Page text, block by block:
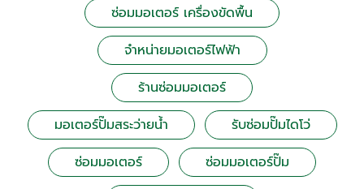
ซ่อมมอเตอร์ เครื่องขัดพื้น
จำหน่ายมอเตอร์ไฟฟ้า
ร้านซ่อมมอเตอร์
มอเตอร์ปั๊มสระว่ายน้ำ
รับซ่อมปั๊มไดโว่
ซ่อมมอเตอร์
ซ่อมมอเตอร์ปั๊ม